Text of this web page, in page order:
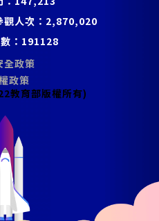
人次： 2,870,020
： 191128
全政策
政策
教育部版權所有)